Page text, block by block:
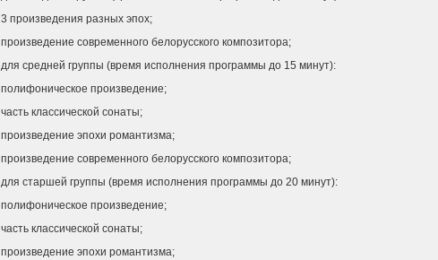
3 произведения разных эпох;
произведение современного белорусского композитора;
для средней группы (время исполнения программы до 15 минут):
полифоническое произведение;
часть классической сонаты;
произведение эпохи романтизма;
произведение современного белорусского композитора;
для старшей группы (время исполнения программы до 20 минут):
полифоническое произведение;
часть классической сонаты;
произведение эпохи романтизма;